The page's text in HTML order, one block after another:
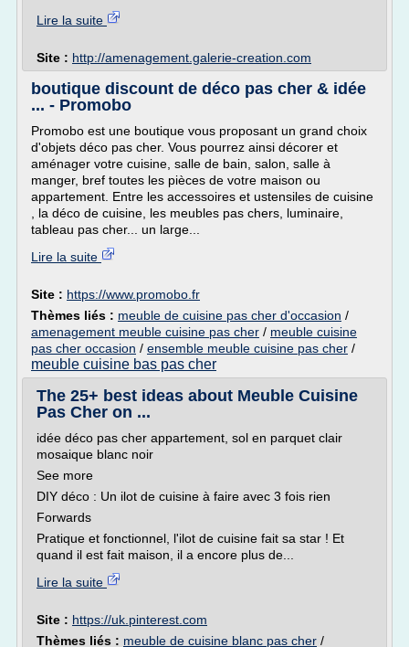
Lire la suite
Site : http://amenagement.galerie-creation.com
boutique discount de déco pas cher & idée
... - Promobo
Promobo est une boutique vous proposant un grand choix
d'objets déco pas cher. Vous pourrez ainsi décorer et
aménager votre cuisine, salle de bain, salon, salle à
manger, bref toutes les pièces de votre maison ou
appartement. Entre les accessoires et ustensiles de cuisine
, la déco de cuisine, les meubles pas chers, luminaire,
tableau pas cher... un large...
Lire la suite
Site : https://www.promobo.fr
Thèmes liés : meuble de cuisine pas cher d'occasion /
amenagement meuble cuisine pas cher / meuble cuisine
pas cher occasion / ensemble meuble cuisine pas cher /
meuble cuisine bas pas cher
The 25+ best ideas about Meuble Cuisine
Pas Cher on ...
idée déco pas cher appartement, sol en parquet clair
mosaique blanc noir
See more
DIY déco : Un ilot de cuisine à faire avec 3 fois rien
Forwards
Pratique et fonctionnel, l'ilot de cuisine fait sa star ! Et
quand il est fait maison, il a encore plus de...
Lire la suite
Site : https://uk.pinterest.com
Thèmes liés : meuble de cuisine blanc pas cher /